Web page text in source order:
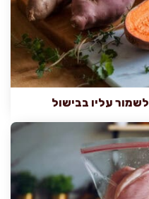
עליו בבישול